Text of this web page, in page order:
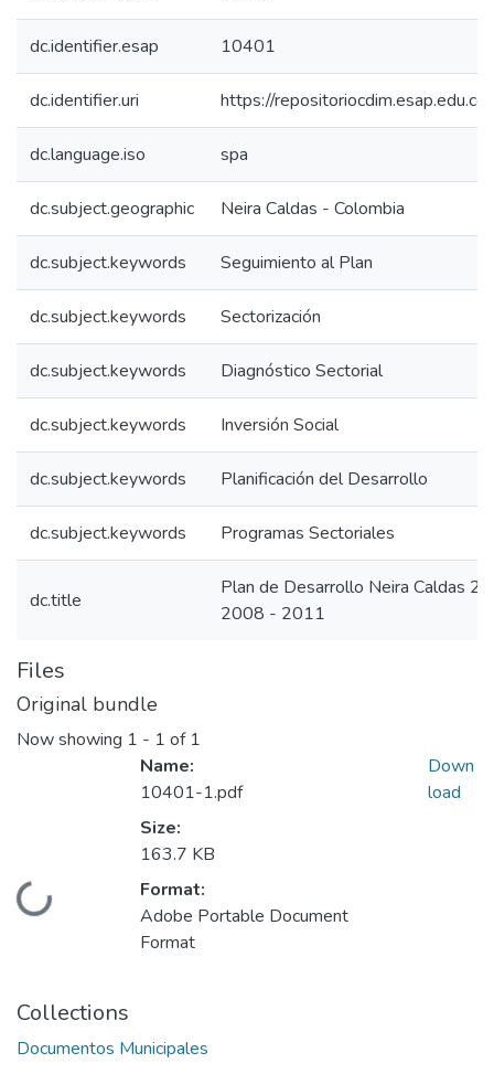
dc.identifier.esap 10401
dc.identifier.uri https://
dc.language.iso spa
dc.subject.geographic Neira Caldas - Colombia
dc.subject.keywords Seguimiento al Plan
dc.subject.keywords Sectorización
dc.subject.keywords Diagnóstico Sectorial
dc.subject.keywords Inversión Social
dc.subject.keywords Planificación del Desarrollo
dc.subject.keywords Programas Sectoriales
dc.title
Plan de Desarrollo Neira Caldas
2008 - 2011
Files
Original bundle
Now showing 1 - 1 of 1
Loading...
Name:
10401-1.pdf
Size:
163.7 KB
Format:
Adobe Portable Document
Format
Down
load
Collections
Documentos Municipales